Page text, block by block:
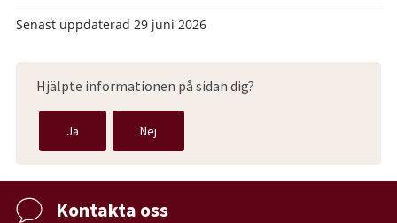
Senast uppdaterad 29 juni 2026
Hjälpte informationen på sidan dig?
Ja Nej
Kontakta oss